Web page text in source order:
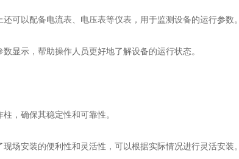
以配备电流表、电压表等仪表，用于监测设备的运行参数。
示，帮助操作人员更好地了解设备的运行状态。
，确保其稳定性和可靠性。
安装的便利性和灵活性，可以根据实际情况进行灵活安装。